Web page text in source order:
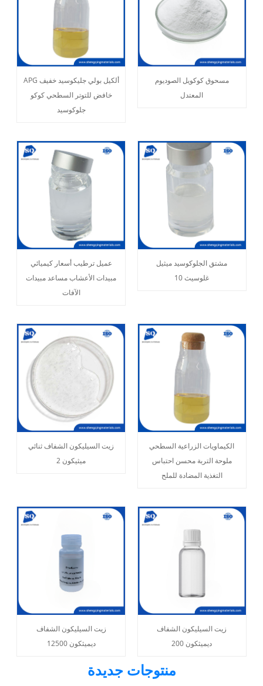
مسحوق كوكويل الصوديوم
المعتدل
ألكيل بولي جليكوسيد خفيف APG
خافض للتوتر السطحي كوكو
جلوكوسيد
مشتق الجلوكوسيد ميثيل
غلوسيث 10
عميل ترطيب أسعار كيميائي
مبيدات الأعشاب مساعد مبيدات
الآفات
الكيماويات الزراعية السطحي
ملوحة التربة محسن احتباس
التغذية المضادة للملح
زيت السيليكون الشفاف ثنائي
ميثيكون 2
زيت السيليكون الشفاف
ديميثكون 200
زيت السيليكون الشفاف
ديميثكون 12500
منتوجات جديدة